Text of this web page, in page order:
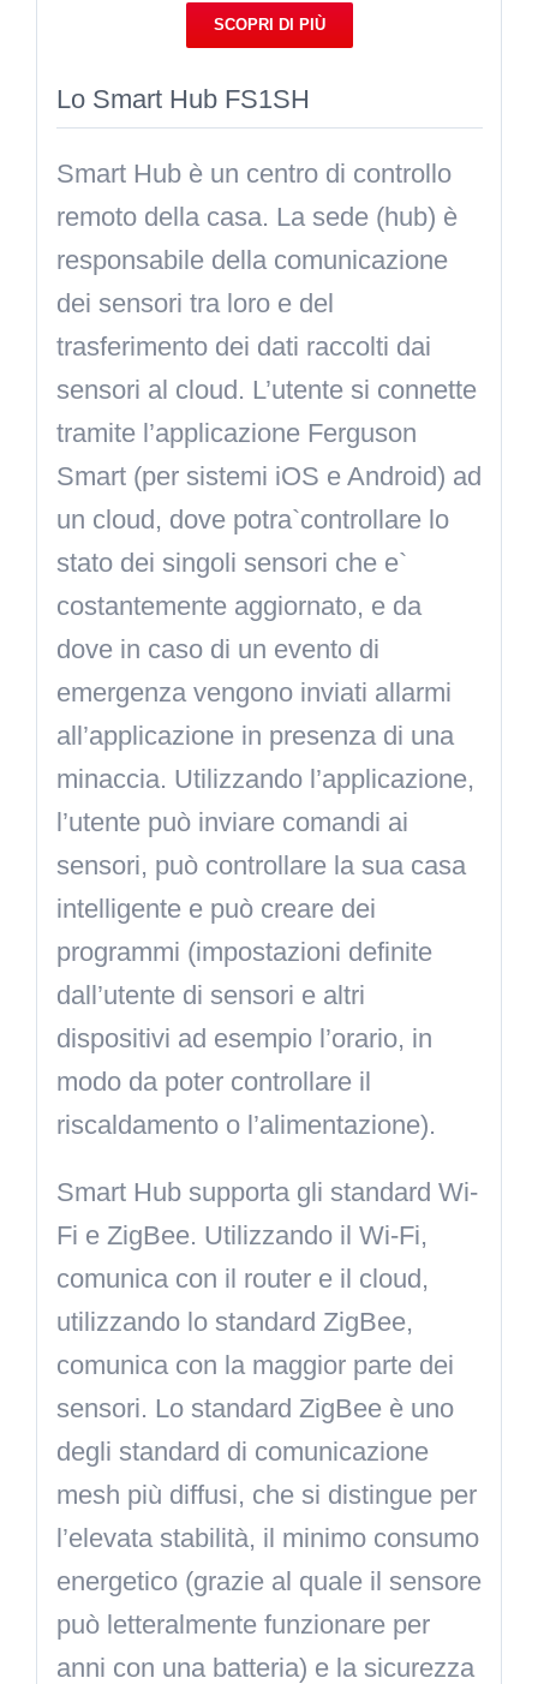
SCOPRI DI PIÙ
Lo Smart Hub FS1SH
Smart Hub è un centro di controllo
remoto della casa. La sede (hub) è
responsabile della comunicazione
dei sensori tra loro e del
trasferimento dei dati raccolti dai
sensori al cloud. L’utente si connette
tramite l’applicazione Ferguson
Smart (per sistemi iOS e Android) ad
un cloud, dove potra`controllare lo
stato dei singoli sensori che e`
costantemente aggiornato, e da
dove in caso di un evento di
emergenza vengono inviati allarmi
all’applicazione in presenza di una
minaccia. Utilizzando l’applicazione,
l’utente può inviare comandi ai
sensori, può controllare la sua casa
intelligente e può creare dei
programmi (impostazioni definite
dall’utente di sensori e altri
dispositivi ad esempio l’orario, in
modo da poter controllare il
riscaldamento o l’alimentazione).
Smart Hub supporta gli standard Wi-
Fi e ZigBee. Utilizzando il Wi-Fi,
comunica con il router e il cloud,
utilizzando lo standard ZigBee,
comunica con la maggior parte dei
sensori. Lo standard ZigBee è uno
degli standard di comunicazione
mesh più diffusi, che si distingue per
l’elevata stabilità, il minimo consumo
energetico (grazie al quale il sensore
può letteralmente funzionare per
anni con una batteria) e la sicurezza